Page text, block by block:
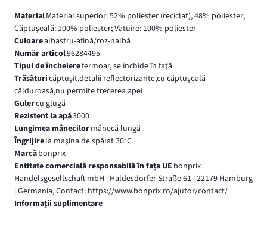
MaterialMaterial superior: 52% poliester (reciclat), 48% poliester;
Căptuşeală: 100% poliester; Vătuire: 100% poliester
Culoarealbastru-afină/roz-nalbă
Număr articol96284495
Tipul de încheierefermoar, se închide în faţă
Trăsăturicăptuşit,detalii reflectorizante,cu căptuşeală
călduroasă,nu permite trecerea apei
Gulercu glugă
Rezistent la apă3000
Lungimea mânecilormânecă lungă
Îngrijirela maşina de spălat 30°C
Marcăbonprix
Entitate comercială responsabilă în fața UE bonprix
Handelsgesellschaft mbH | Haldesdorfer Straße 61 | 22179 Hamburg
| Germania, Contact: https://www.bonprix.ro/ajutor/contact/
Informaţii suplimentare